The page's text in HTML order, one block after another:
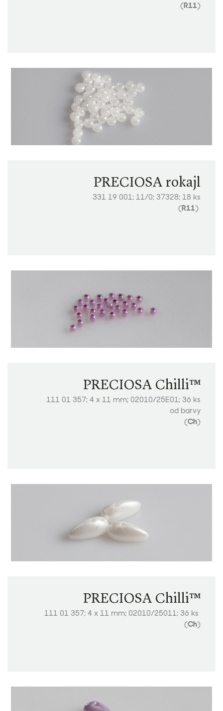
(R11)
PRECIOSA rokajl
331 19 001; 11/0; 37328; 18 ks
(R11)
PRECIOSA Chilli™
111 01 357; 4 x 11 mm; 02010/25E01; 36 ks
od barvy
(Ch)
PRECIOSA Chilli™
111 01 357; 4 x 11 mm; 02010/25011; 36 ks
(Ch)